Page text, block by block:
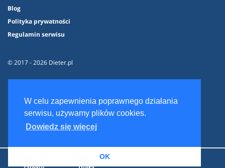
W celu zapewnienia poprawnego działania
serwisu, używamy plików cookies.
Dowiedz się więcej
OK
Blog
Polityka prywatności
Regulamin serwisu
© 2017 - 2026 Dieter.pl